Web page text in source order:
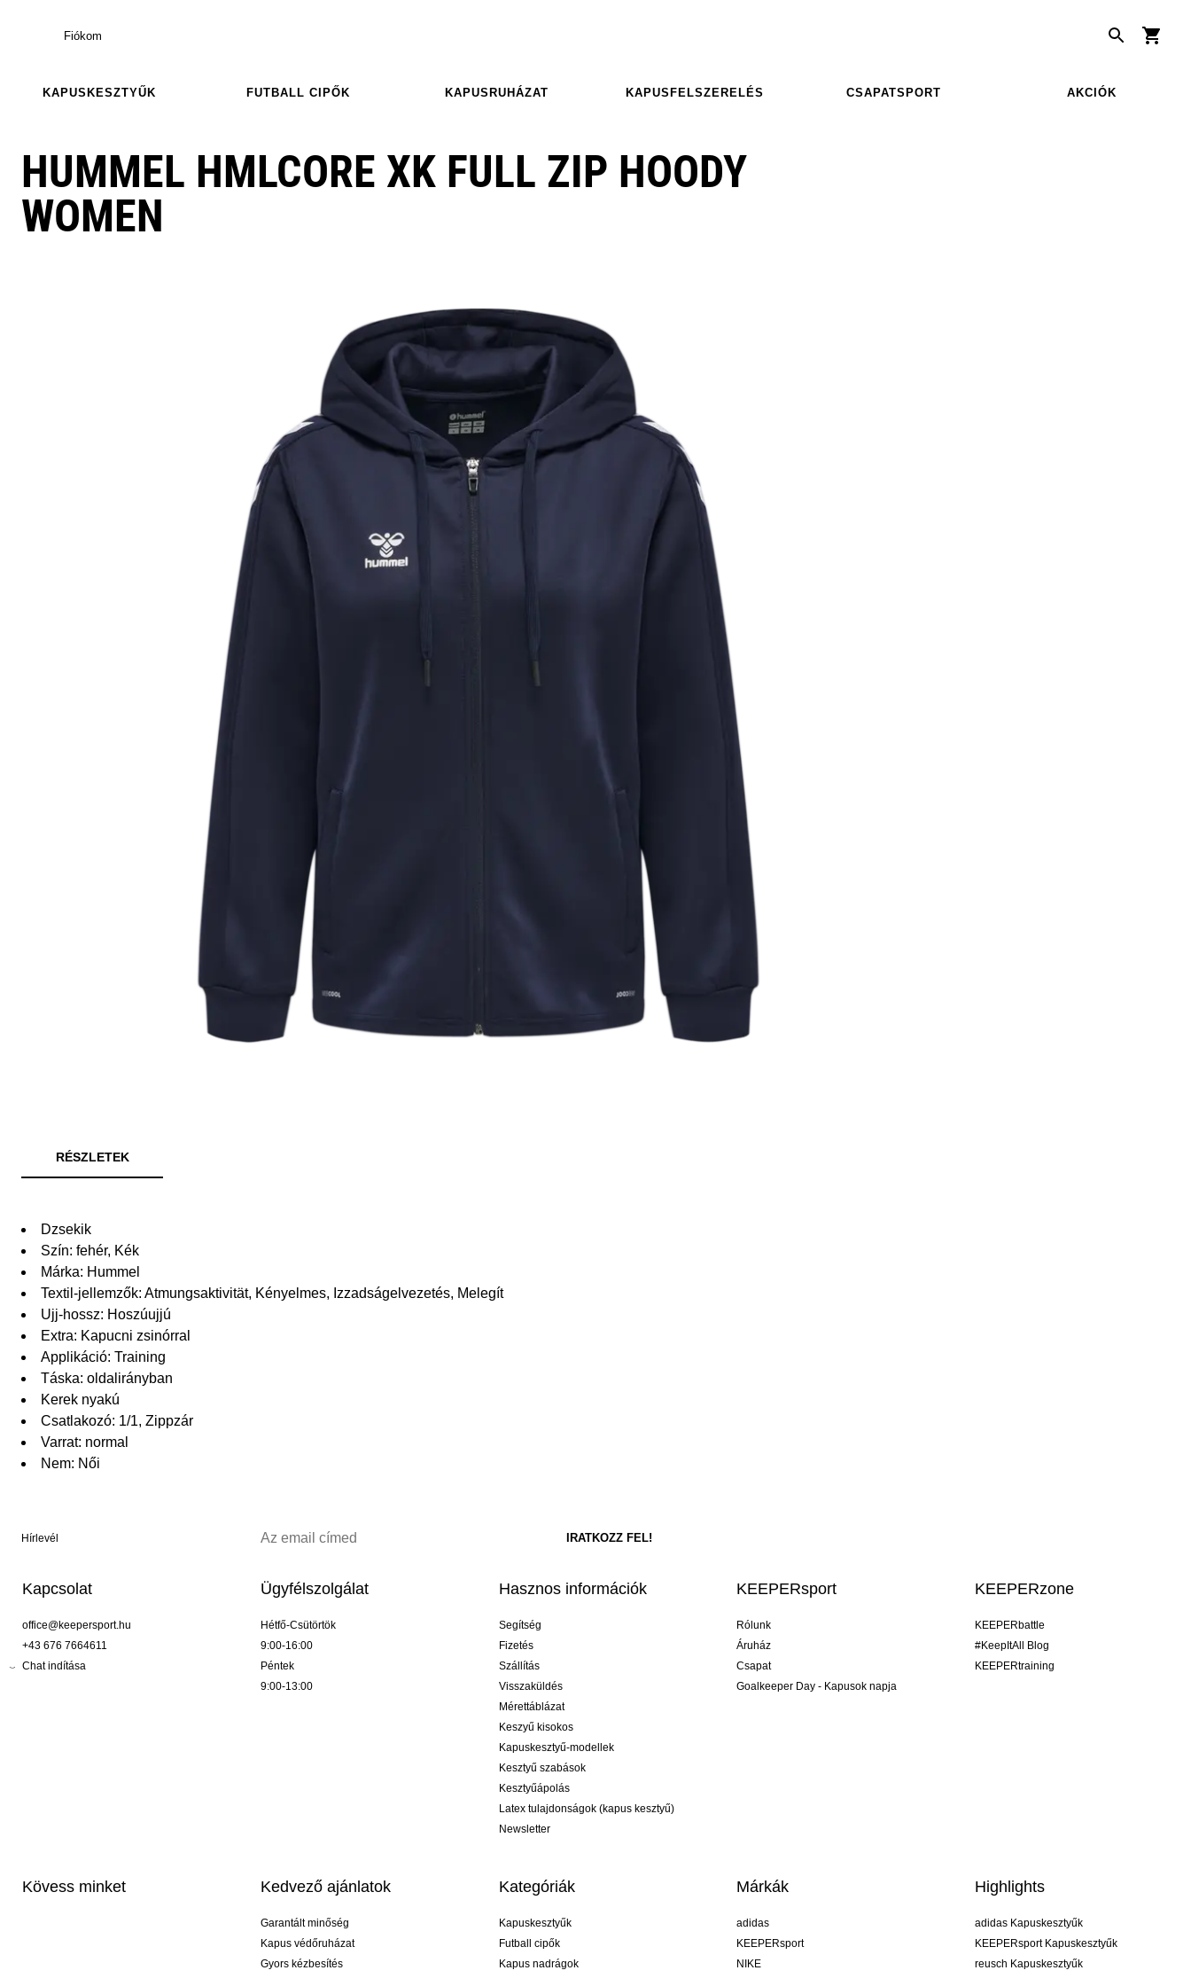
Fiókom
KAPUSKESZTYŰK FUTBALL CIPŐK KAPUSRUHÁZAT KAPUSFELSZERELÉS CSAPATSPORT AKCIÓK
HUMMEL HMLCORE XK FULL ZIP HOODY
WOMEN
RÉSZLETEK
Dzsekik
Szín: fehér, Kék
Márka: Hummel
Textil-jellemzők: Atmungsaktivität, Kényelmes, Izzadságelvezetés, Melegít
Ujj-hossz: Hoszúujjú
Extra: Kapucni zsinórral
Applikáció: Training
Táska: oldalirányban
Kerek nyakú
Csatlakozó: 1/1, Zippzár
Varrat: normal
Nem: Női
Hírlevél
Kapcsolat
office@keepersport.hu
+43 676 7664611
Chat indítása
Ügyfélszolgálat
Hétfő-Csütörtök
9:00-16:00
Péntek
9:00-13:00
Hasznos információk
Segítség
Fizetés
Szállítás
Visszaküldés
Mérettáblázat
Keszyű kisokos
Kapuskesztyű-modellek
Kesztyű szabások
Kesztyűápolás
Latex tulajdonságok (kapus kesztyű)
Newsletter
KEEPERsport
Rólunk
Áruház
Csapat
Goalkeeper Day - Kapusok napja
KEEPERzone
KEEPERbattle
#KeepItAll Blog
KEEPERtraining
Kövess minket Kedvező ajánlatok
Garantált minőség
Kapus védőruházat
Gyors kézbesítés
Kategóriák
Kapuskesztyűk
Futball cipők
Kapus nadrágok
Márkák
adidas
KEEPERsport
NIKE
Highlights
adidas Kapuskesztyűk
KEEPERsport Kapuskesztyűk
reusch Kapuskesztyűk